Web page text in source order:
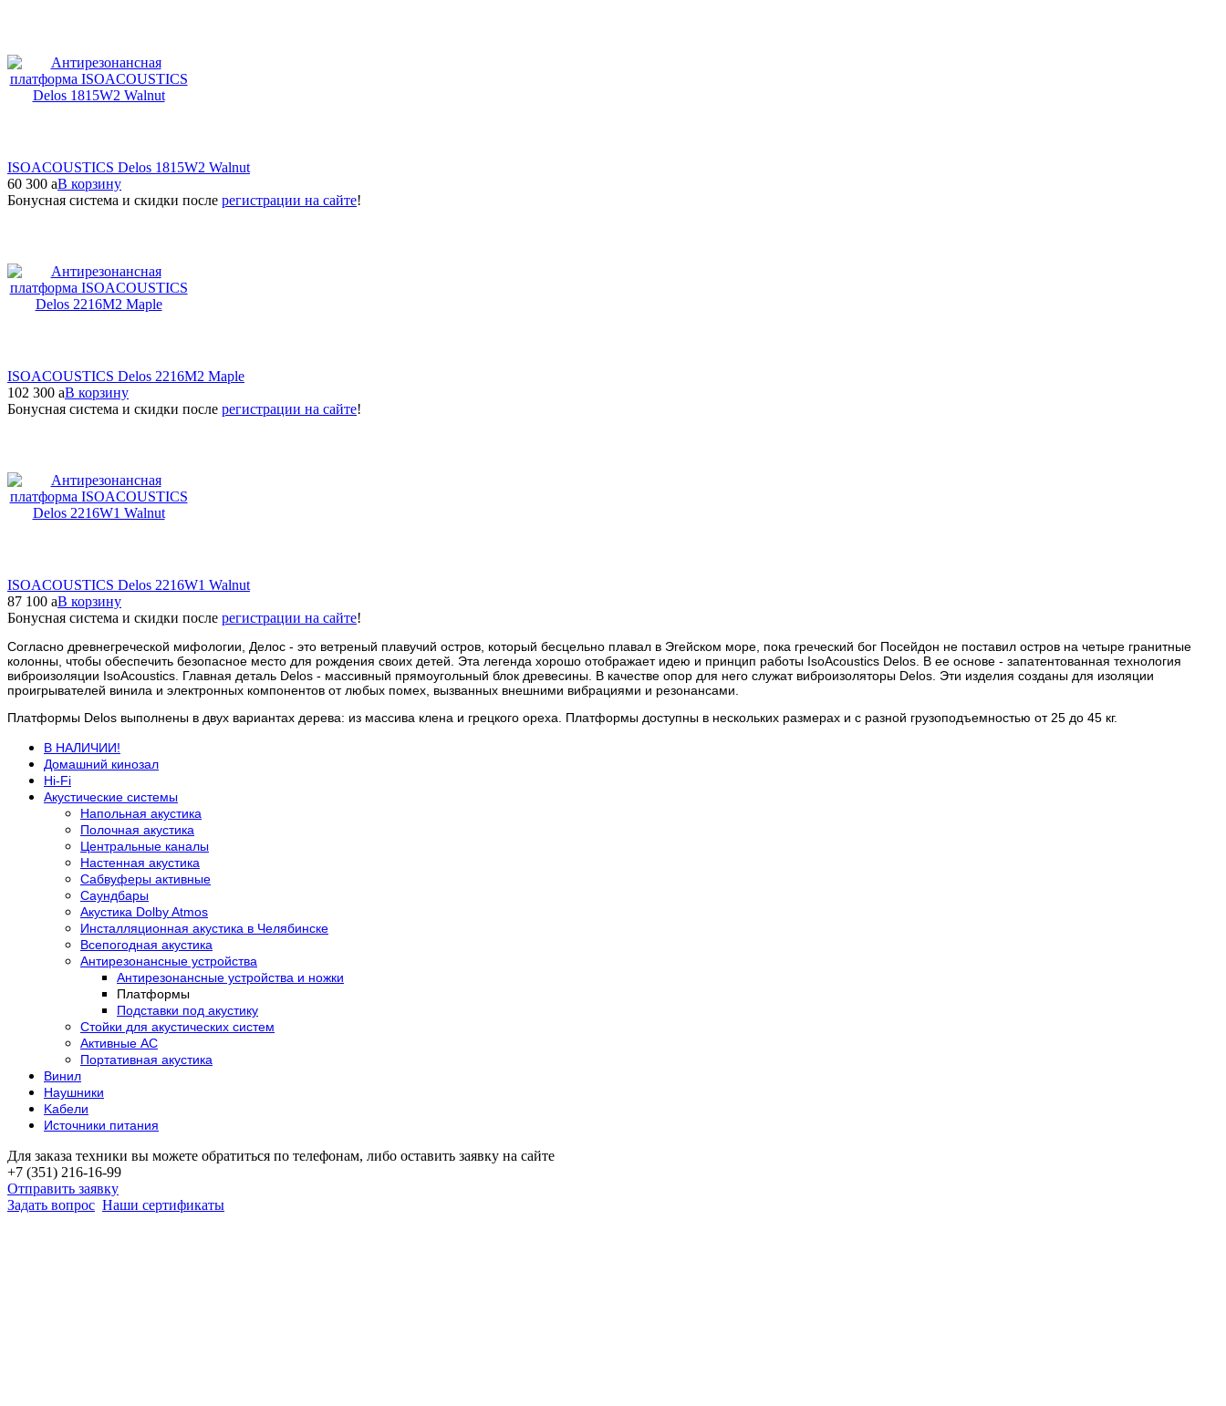
ISOACOUSTICS Delos 1815W2 Walnut
60 300 aВ корзину
Бонусная система и скидки после регистрации на сайте!
ISOACOUSTICS Delos 2216M2 Maple
102 300 aВ корзину
Бонусная система и скидки после регистрации на сайте!
ISOACOUSTICS Delos 2216W1 Walnut
87 100 aВ корзину
Бонусная система и скидки после регистрации на сайте!
Согласно древнегреческой мифологии, Делос - это ветреный плавучий остров, который бесцельно плавал в Эгейском море, пока греческий бог Посейдон не поставил остров на четыре гранитные
колонны, чтобы обеспечить безопасное место для рождения своих детей. Эта легенда хорошо отображает идею и принцип работы IsoAcoustics Delos. В ее основе - запатентованная технология
виброизоляции IsoAcoustics. Главная деталь Delos - массивный прямоугольный блок древесины. В качестве опор для него служат виброизоляторы Delos. Эти изделия созданы для изоляции
проигрывателей винила и электронных компонентов от любых помех, вызванных внешними вибрациями и резонансами.
Платформы Delos выполнены в двух вариантах дерева: из массива клена и грецкого ореха. Платформы доступны в нескольких размерах и с разной грузоподъемностью от 25 до 45 кг.
В НАЛИЧИИ!
Домашний кинозал
Hi-Fi
Акустические системы
Напольная акустика
Полочная акустика
Центральные каналы
Настенная акустика
Сабвуферы активные
Саундбары
Акустика Dolby Atmos
Инсталляционная акустика в Челябинске
Всепогодная акустика
Антирезонансные устройства
Антирезонансные устройства и ножки
Платформы
Подставки под акустику
Стойки для акустических систем
Активные АС
Портативная акустика
Винил
Наушники
Kабели
Источники питания
Для заказа техники вы можете обратиться по телефонам, либо оставить заявку на сайте
+7 (351) 216-16-99
Отправить заявку
Задать вопрос Наши сертификаты